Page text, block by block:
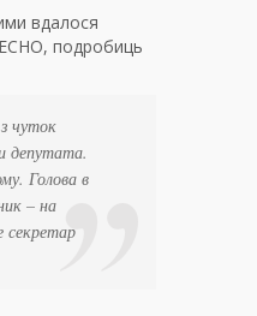
вдалося
подробиць
чуток
депутата.
Голова в
– на